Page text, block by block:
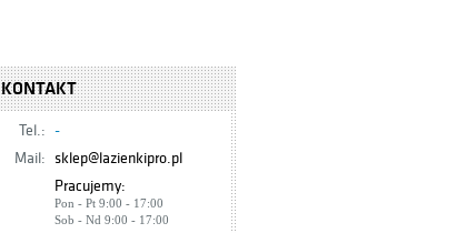
KONTAKT
Tel.: -
Mail:
sklep@lazienkipro.pl
Pracujemy:
Pon - Pt 9:00 - 17:00
Sob - Nd 9:00 - 17:00